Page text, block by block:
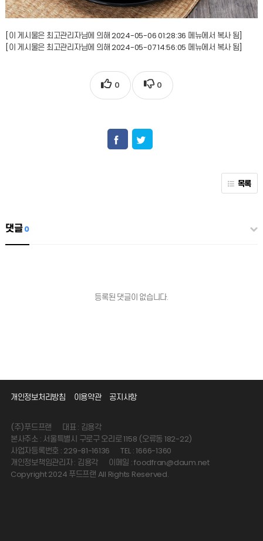
[이 게시물은 최고관리자님에 의해 2024-05-06 01:28:36 메뉴에서 복사 됨]
[이 게시물은 최고관리자님에 의해 2024-05-07 14:56:05 메뉴에서 복사 됨]
0 0
목록
댓글0
등록된 댓글이 없습니다.
개인정보처리방침 이용약관 공지사항
(주)푸드프랜
대표 : 김용각
본사주소 : 서울특별시 구로구 오리로 1158 (오류동 182-22)
사업자등록번호 : 229-81-16136
TEL : 1666-1360
개인정보책임관리자 : 김용각
이메일 : foodfran@daum.net
Copyright 2024 푸드프랜 All Rights Reserved.